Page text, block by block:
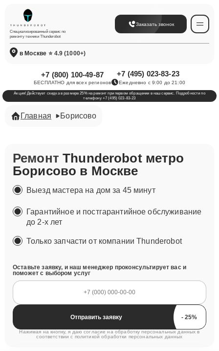
Специализированный сервис по
ремонту техники Thunderobot
Заказать звонок
в Москве ⭐ 4.9 (1000+)
+7 (800) 100-49-87
БЕСПЛАТНО для всех регионов
+7 (495) 023-83-23
Ежедневно с 9:00 до 21:00
Акция! Действует скидка в размере 25% на ремонт при первом обращении в наш сервис. Подробности по
телефону +7 (495) 023-83-23
Главная Борисово
РемонтThunderobot метро
Борисово в Москве
Выезд мастера на дом за 45 минут
Гарантийное и постгарантийное обслуживание
до 2-х лет
Только запчасти от компании Thunderobot
Оставьте заявку, и наш менеджер проконсультирует вас и
поможет с выбором услуг
Отправить заявку
Нажимая на кнопку, я даю согласие на обработку персональных данных в
соответствии с политикой обработки персональных данных